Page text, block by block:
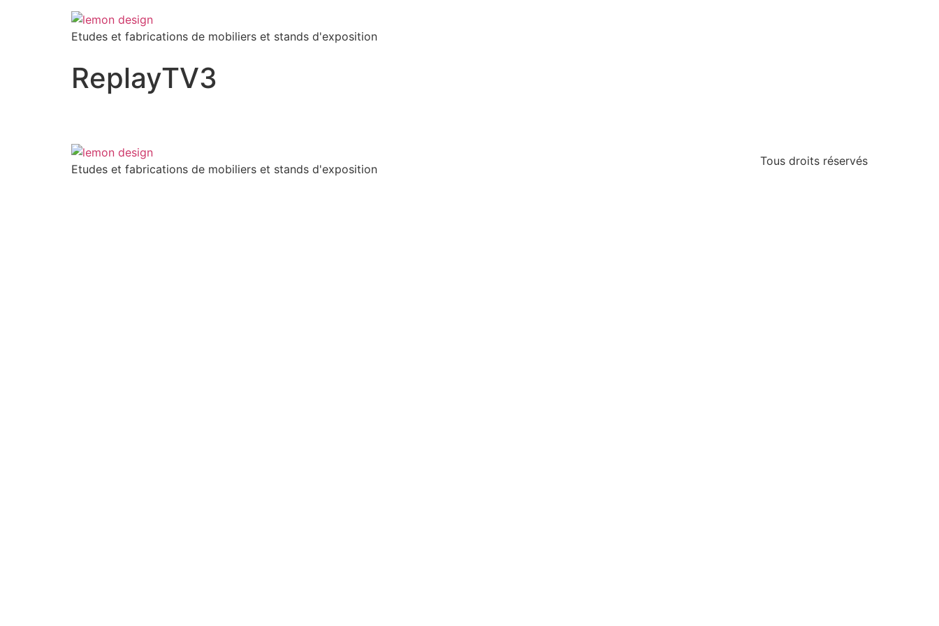
Etudes et fabrications de mobiliers et stands d'exposition
ReplayTV3
Etudes et fabrications de mobiliers et stands d'exposition
Tous droits réservés